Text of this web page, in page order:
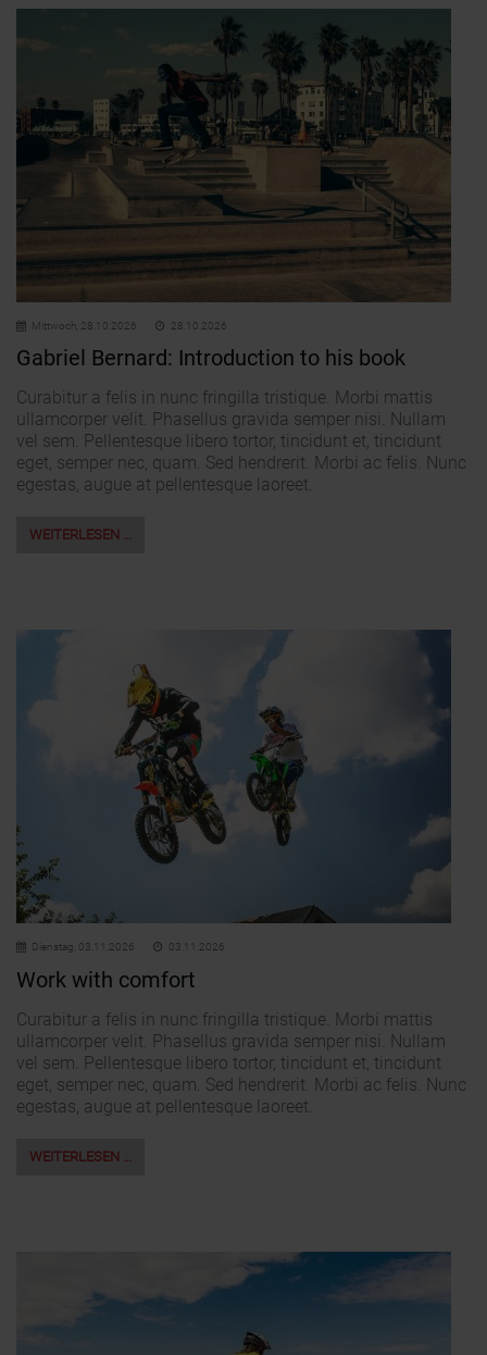
Mittwoch, 28.10.2026 28.10.2026
Gabriel Bernard: Introduction to his book
Curabitur a felis in nunc fringilla tristique. Morbi mattis
ullamcorper velit. Phasellus gravida semper nisi. Nullam
vel sem. Pellentesque libero tortor, tincidunt et, tincidunt
eget, semper nec, quam. Sed hendrerit. Morbi ac felis. Nunc
egestas, augue at pellentesque laoreet.
WEITERLESEN …
Dienstag, 03.11.2026 03.11.2026
Work with comfort
Curabitur a felis in nunc fringilla tristique. Morbi mattis
ullamcorper velit. Phasellus gravida semper nisi. Nullam
vel sem. Pellentesque libero tortor, tincidunt et, tincidunt
eget, semper nec, quam. Sed hendrerit. Morbi ac felis. Nunc
egestas, augue at pellentesque laoreet.
WEITERLESEN …